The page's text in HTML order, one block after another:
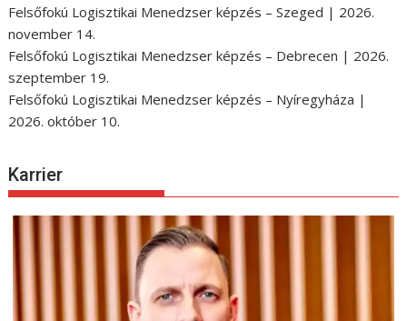
Felsőfokú Logisztikai Menedzser képzés – Szeged | 2026.
november 14.
Felsőfokú Logisztikai Menedzser képzés – Debrecen | 2026.
szeptember 19.
Felsőfokú Logisztikai Menedzser képzés – Nyíregyháza |
2026. október 10.
Karrier